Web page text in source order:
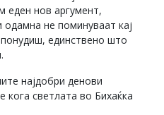
еден нов аргумент,
не поминуваат кај
единствено што
најдобри денови
кога светлата во Бихаќка